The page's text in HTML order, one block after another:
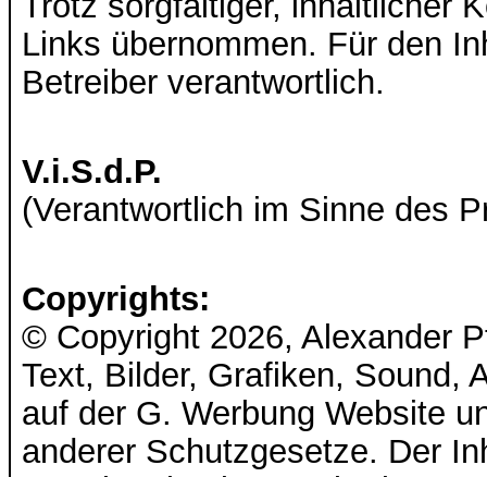
Links übernommen. Für den
Betreiber verantwortlich.
V.i.S.d.P.
(Verantwortlich im Sinne des
Copyrights:
© Copyright 2026, Alexander
Text, Bilder, Grafiken, Sound,
auf der G. Werbung Website
anderer Schutzgesetze. Der